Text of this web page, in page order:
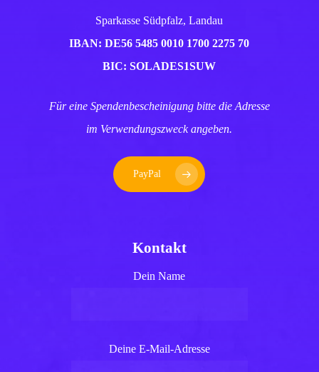
Sparkasse Südpfalz, Landau
IBAN: DE56 5485 0010 1700 2275 70
BIC: SOLADES1SUW
Für eine Spendenbescheinigung bitte die Adresse
im Verwendungszweck angeben.
PayPal
Kontakt
Dein Name
Deine E-Mail-Adresse